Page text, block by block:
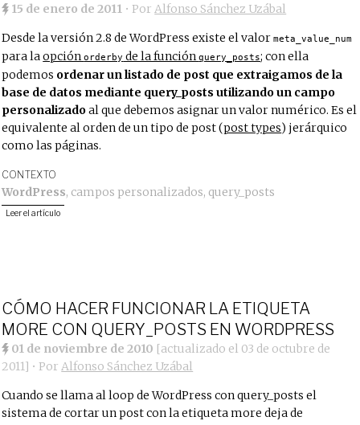
15 de enero de 2011 • PorAlfonso Sánchez Uzábal
Desde la versión 2.8 de WordPress existe el valormeta_value_num
para laopciónorderby de la funciónquery_posts; con ella
podemos ordenar un listado de post que extraigamos de la
base de datos mediante query_posts utilizando un campo
personalizadoal que debemos asignar un valor numérico. Es el
equivalente al orden de un tipo de post (post types) jerárquico
como las páginas.
CONTEXTO
WordPress, campos personalizados, query_posts
Leer el artículo
CÓMO HACER FUNCIONAR LA ETIQUETA
MORE CON QUERY_POSTS EN WORDPRESS
01 de noviembre de 2010 [actualizado el 03 de octubre de
2011] • PorAlfonso Sánchez Uzábal
Cuando se llama al loop de WordPress con query_posts el
sistema de cortar un post con la etiqueta more deja de